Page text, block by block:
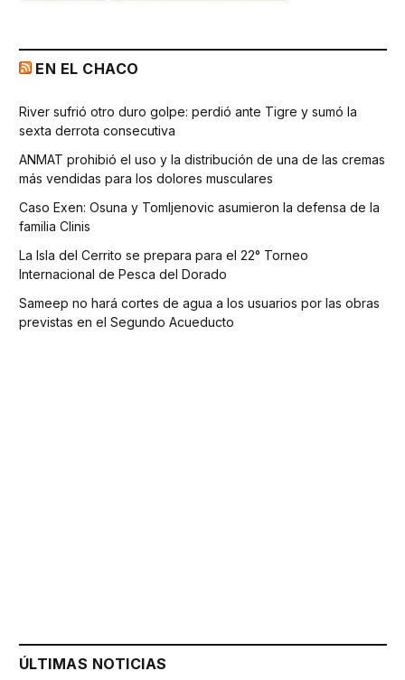
EN EL CHACO
River sufrió otro duro golpe: perdió ante Tigre y sumó la
sexta derrota consecutiva
ANMAT prohibió el uso y la distribución de una de las cremas
más vendidas para los dolores musculares
Caso Exen: Osuna y Tomljenovic asumieron la defensa de la
familia Clinis
La Isla del Cerrito se prepara para el 22° Torneo
Internacional de Pesca del Dorado
Sameep no hará cortes de agua a los usuarios por las obras
previstas en el Segundo Acueducto
ÚLTIMAS NOTICIAS